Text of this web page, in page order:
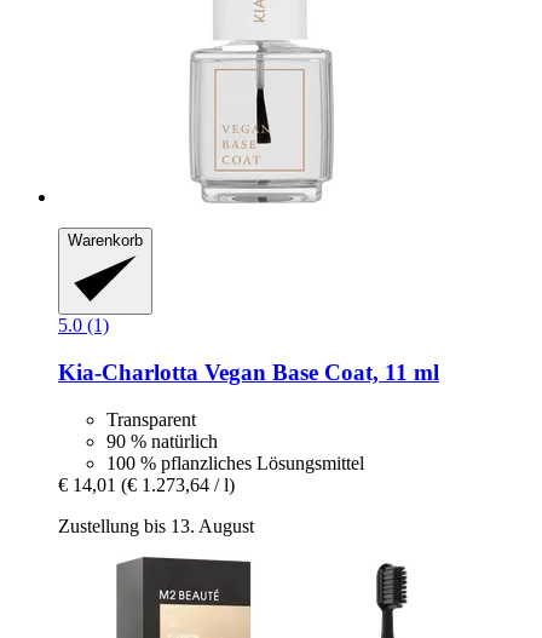
Warenkorb
5.0 (1)
Kia-Charlotta Vegan Base Coat, 11 ml
Transparent
90 % natürlich
100 % pflanzliches Lösungsmittel
€ 14,01 (€ 1.273,64 / l)
Zustellung bis 13. August